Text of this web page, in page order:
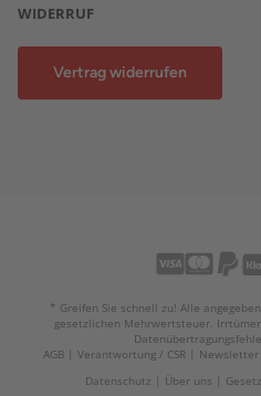
WIDERRUF
Vertrag widerrufen
* Greifen Sie schnell zu! Alle
gesetzlichen Mehrwertsteuer.
AGB
Verantwortung / CSR Newsletter
Datenschutz
Über uns